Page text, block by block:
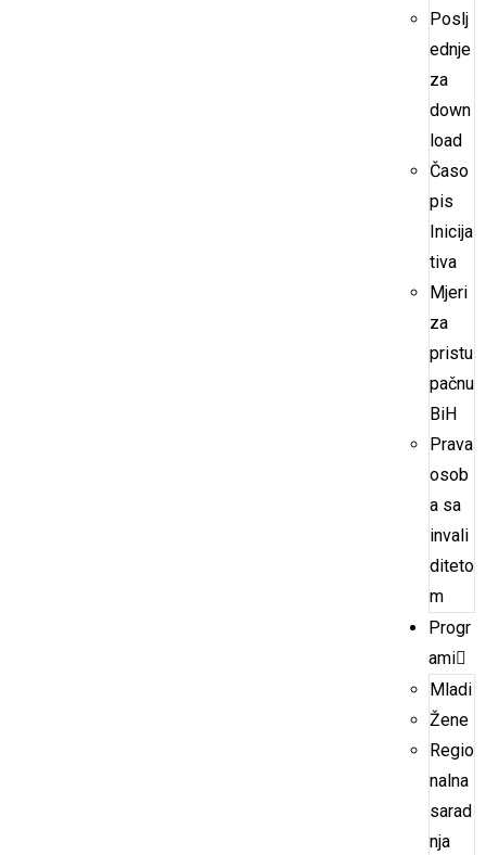
Poslj
ednje
za
down
load
Časo
pis
Inicija
tiva
Mjeri
za
pristu
pačnu
BiH
Prava
osob
a sa
invali
diteto
m
Progr
ami
Mladi
Žene
Regio
nalna
sarad
nja